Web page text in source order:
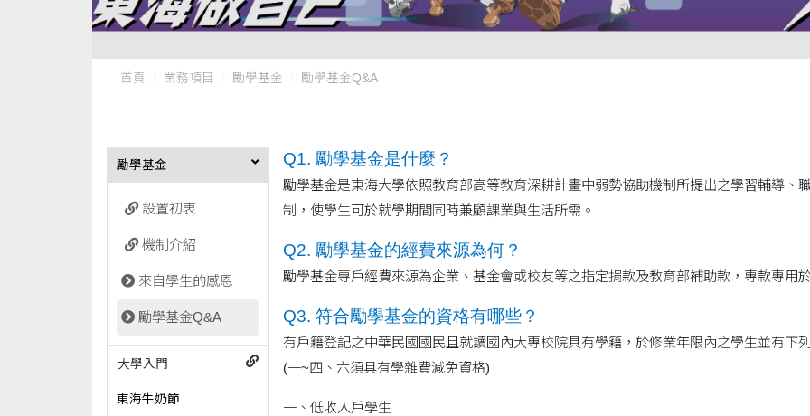
首頁 業務項目 勵學基金 勵學基金Q&A
勵學基金
設置初衷
機制介紹
來自學生的感恩
勵學基金Q&A
大學入門
東海牛奶節
Q1. 勵學基金是什麼？
勵學基金是東海大學依照教育部高等教育深耕計畫中弱勢協助機制所提出之學習輔導、
制，使學生可於就學期間同時兼顧課業與生活所需。
Q2. 勵學基金的經費來源為何？
勵學基金專戶經費來源為企業、基金會或校友等之指定捐款及教育部補助款，專款專用
Q3. 符合勵學基金的資格有哪些？
有戶籍登記之中華民國國民且就讀國內大專校院具有學籍，於修業年限內之學生並有下
(一~四、六須具有學雜費減免資格)
一、低收入戶學生